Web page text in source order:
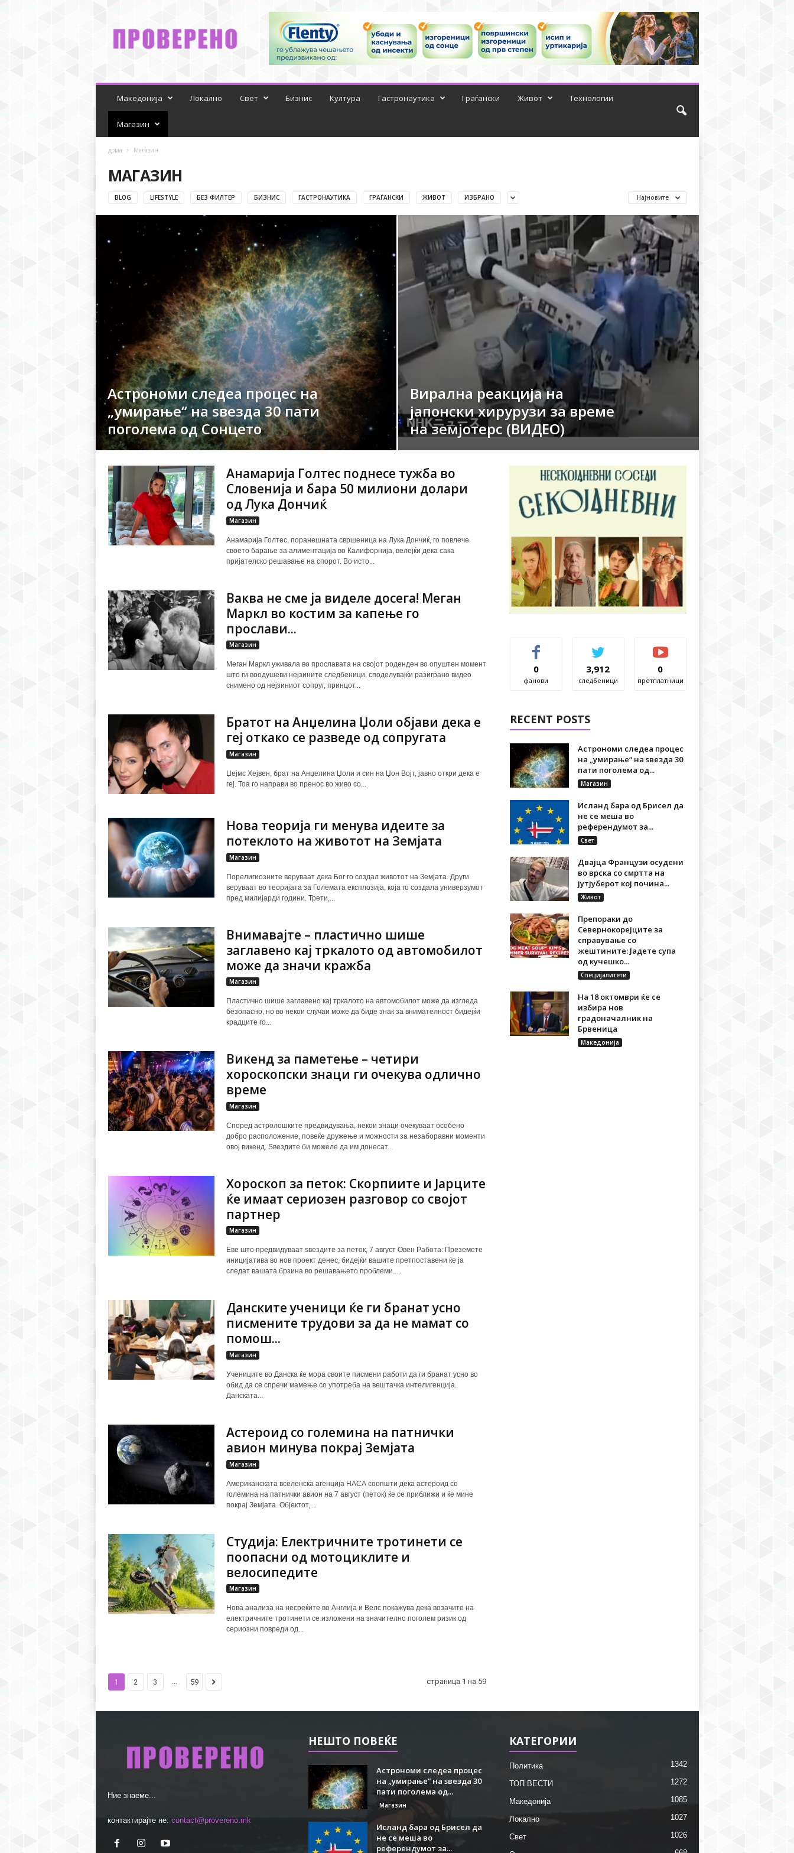
e
Македонија Локално Свет Бизнис Култура Гастронаутика Граѓански Живот Технологии
Магазин
дома Магазин
МАГАЗИН
BLOG LIFESTYLE БЕЗ ФИЛТЕР БИЗНИС ГАСТРОНАУТИКА ГРАЃАНСКИ ЖИВОТ ИЗБРАНО Најновите
Астрономи следеа процес на
„умирање“ на ѕвезда 30 пати
поголема од Сонцето
Вирална реакција на
јапонски хирурузи за време
на земјотерс (ВИДЕО)
Анамарија Голтес поднесе тужба во
Словенија и бара 50 милиони долари
од Лука Дончиќ
Магазин
Анамарија Голтес, поранешната свршеница на Лука Дончиќ, го повлече
своето барање за алиментација во Калифорнија, велејќи дека сака
пријателско решавање на спорот. Во исто...
Ваква не сме ја виделе досега! Меган
Маркл во костим за капење го
прослави...
Магазин
Меган Маркл уживала во прославата на својот роденден во опуштен момент
што ги воодушеви нејзините следбеници, споделувајќи разиграно видео
снимено од нејзиниот сопруг, принцот...
Братот на Анџелина Џоли објави дека е
геј откако се разведе од сопругата
Магазин
Џејмс Хејвен, брат на Анџелина Џоли и син на Џон Војт, јавно откри дека е
геј. Тоа го направи во пренос во живо со...
Нова теорија ги менува идеите за
потеклото на животот на Земјата
Магазин
Порелигиозните веруваат дека Бог го создал животот на Земјата. Други
веруваат во теоријата за Големата експлозија, која го создала универзумот
пред милијарди години. Трети,...
Внимавајте – пластично шише
заглавено кај тркалото од автомобилот
може да значи кражба
Магазин
Пластично шише заглавено кај тркалото на автомобилот може да изгледа
безопасно, но во некои случаи може да биде знак за внимателност бидејќи
крадците го...
Викенд за паметење – четири
хороскопски знаци ги очекува одлично
време
Магазин
Според астролошките предвидувања, некои знаци очекуваат особено
добро расположение, повеќе дружење и можности за незаборавни моменти
овој викенд. Ѕвездите би можеле да им донесат...
Хороскоп за петок: Скорпиите и Јарците
ќе имаат сериозен разговор со својот
партнер
Магазин
Еве што предвидуваат ѕвездите за петок, 7 август Овен Работа: Преземете
иницијатива во нов проект денес, бидејќи вашите претпоставени ќе ја
следат вашата брзина во решавањето проблеми....
Данските ученици ќе ги бранат усно
писмените трудови за да не мамат со
помош...
Магазин
Учениците во Данска ќе мора своите писмени работи да ги бранат усно во
обид да се спречи мамење со употреба на вештачка интелигенција.
Данската...
Астероид со големина на патнички
авион минува покрај Земјата
Магазин
Американската вселенска агенција НАСА соопшти дека астероид со
големина на патнички авион на 7 август (петок) ќе се приближи и ќе мине
покрај Земјата. Објектот,...
Студија: Електричните тротинети се
поопасни од мотоциклите и
велосипедите
Магазин
Нова анализа на несреќите во Англија и Велс покажува дека возачите на
електричните тротинети се изложени на значително поголем ризик од
сериозни повреди од...
1 2 3 ... 59 страница 1 на 59
0
фанови
3,912
следбеници
0
претплатници
RECENT POSTS
Астрономи следеа процес
на „умирање“ на ѕвезда 30
пати поголема од...
Магазин
Исланд бара од Брисел да
не се меша во
референдумот за...
Свет
Двајца Французи осудени
во врска со смртта на
јутјуберот кој почина...
Живот
Препораки до
Севернокорејците за
справување со
жештините: Јадете супа
од кучешко...
Специјалитети
На 18 октомври ќе се
избира нов
градоначалник на
Брвеница
Македонија
Ние знаеме...
контактирајте не: contact@provereno.mk
НЕШТО ПОВЕЌЕ
Астрономи следеа процес
на „умирање“ на ѕвезда 30
пати поголема од...
Магазин
Исланд бара од Брисел да
не се меша во
референдумот за...
КАТЕГОРИИ
Политика 1342
ТОП ВЕСТИ 1272
Македонија 1085
Локално 1027
Свет 1026